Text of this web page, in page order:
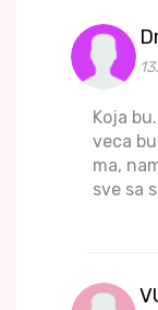
Koja
veca
ma,
sve sa